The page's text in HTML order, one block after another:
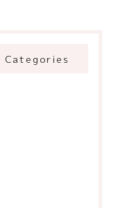
Categories